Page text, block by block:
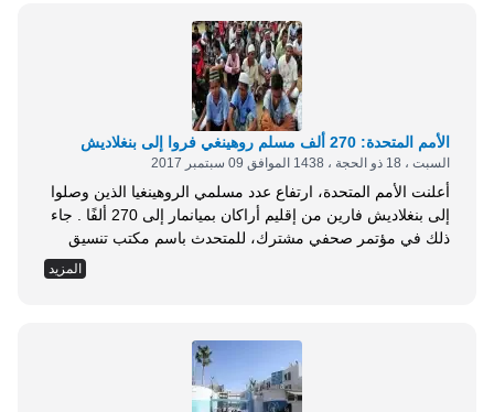
الأمم المتحدة: 270 ألف مسلم روهينغي فروا إلى بنغلاديش
السبت ، 18 ذو الحجة ، 1438 الموافق 09 سبتمبر 2017
أعلنت الأمم المتحدة، ارتفاع عدد مسلمي الروهينغيا الذين وصلوا
إلى بنغلاديش فارين من إقليم أراكان بميانمار إلى 270 ألفًا . جاء
ذلك في مؤتمر صحفي مشترك، للمتحدث باسم مكتب تنسيق
الشؤون الانسانية بالأمم المتحدة، ليونارد دويل، والمتحدثة باسم
المفوضية السامية لشؤون اللاجئين، دنيا أسلم خان، في جنيف .
المزيد